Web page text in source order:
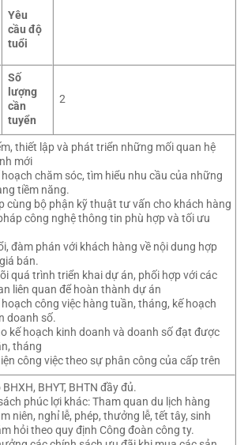
Yêu
cầu độ
tuổi
Số
lượng
cần
tuyển
2
thiết lập và phát triển những mối quan hệ
mới
chăm sóc, tìm hiểu nhu cầu của những
tiềm năng.
cùng bộ phận kỹ thuật tư vấn cho khách hàng
công nghệ thông tin phù hợp và tối ưu
đàm phán với khách hàng về nội dung hợp
bán.
quá trình triển khai dự án, phối hợp với các
liên quan để hoàn thành dự án
công việc hàng tuần, tháng, kế hoạch
doanh số.
kế hoạch kinh doanh và doanh số đạt được
tháng
công việc theo sự phân công của cấp trên
BHYT, BHTN đầy đủ.
phúc lợi khác: Tham quan du lịch hàng
niên, nghỉ lễ, phép, thưởng lễ, tết tây, sinh
hỏi theo quy định Công đoàn công ty.